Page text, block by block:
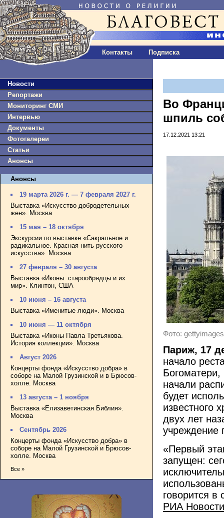
Контакты Подписка
Новости
Репортажи
Мониторинг СМИ
Интервью
Документы
Фотогалереи
Статьи
Анонсы
Анонсы
19 марта 2026 г. — 7 февраля 2027 г.
Выставка «Искусство добродетельных
жен». Москва
15 мая – 18 октября
Экскурсии по выставке «Сакральное и
радикальное. Красная нить русского
искусства». Москва
27 февраля – 30 августа
Выставка «Иконы: старообрядцы и их
мир». Клинтон, США
10 июня – 16 августа
Выставка «Именитые люди». Москва
10 июня — 11 октября
Выставка «Иконы Павла Третьякова.
История коллекции». Москва
Август 2026
Концерты фонда «Искусство добра» в
соборе на Малой Грузинской и в Брюсов-
холле. Москва
13 августа – 1 ноября
Выставка «Елизаветинская Библия».
Москва
Сентябрь 2026
Концерты фонда «Искусство добра» в
соборе на Малой Грузинской и Брюсов-
холле. Москва
Все »
Во
шпиль
17.12.2021 13:21
Фото: gettyimages
Париж, 17
начало
начали
будет
известного
двух лет
учреждение
«Первый
запущен:
говорится в
РИА Новости